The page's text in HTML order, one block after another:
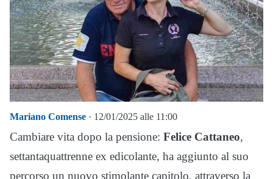
Mariano Comense · 12/01/2025 alle 11:00
Cambiare vita dopo la pensione: Felice Cattaneo,
settantaquattrenne ex edicolante, ha aggiunto al suo
percorso un nuovo stimolante capitolo, attraverso la